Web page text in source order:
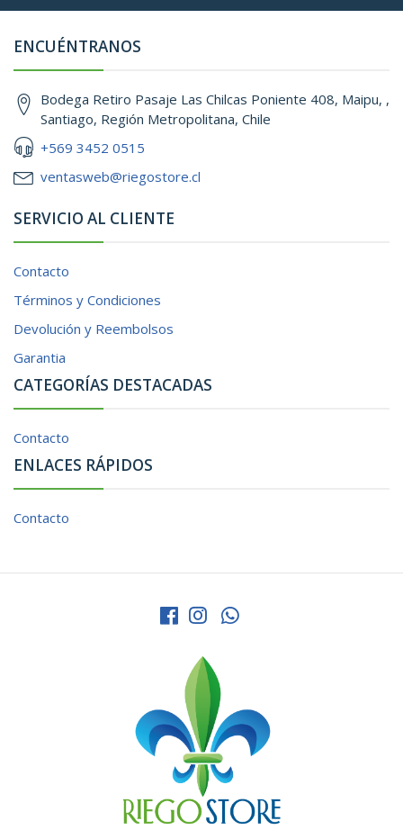
ENCUÉNTRANOS
Bodega Retiro Pasaje Las Chilcas Poniente 408, Maipu, ,
Santiago, Región Metropolitana, Chile
+569 3452 0515
ventasweb@riegostore.cl
SERVICIO AL CLIENTE
Contacto
Términos y Condiciones
Devolución y Reembolsos
Garantia
CATEGORÍAS DESTACADAS
Contacto
ENLACES RÁPIDOS
Contacto